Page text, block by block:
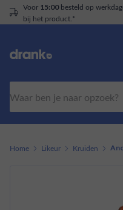
Uitzonderingen staan
Home Likeur Kruiden